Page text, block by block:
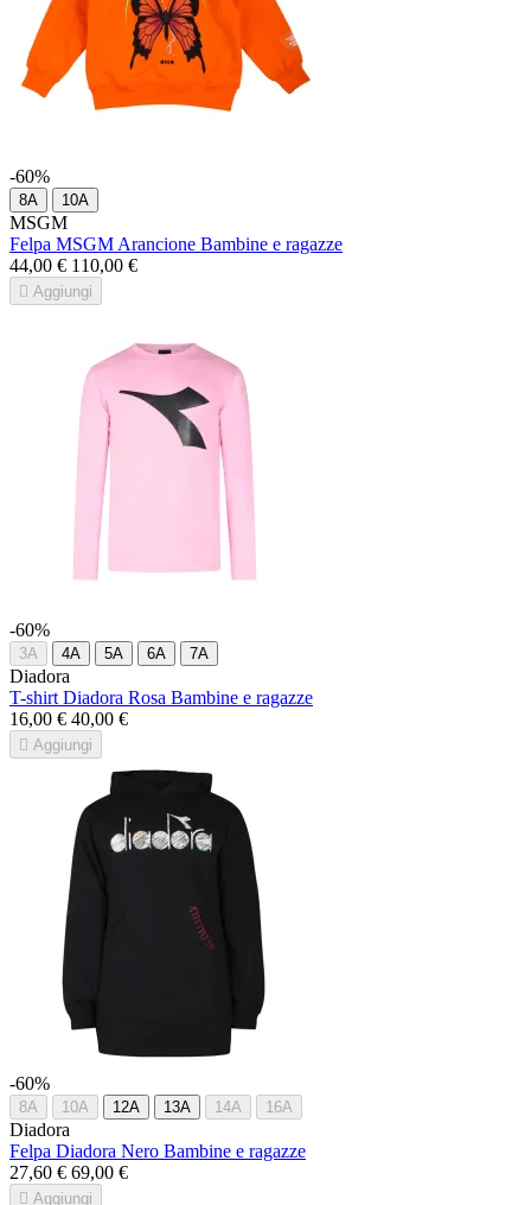
-60%
8A 10A
MSGM
Felpa MSGM Arancione Bambine e ragazze
44,00 € 110,00 €
 Aggiungi
-60%
3A 4A 5A 6A 7A
Diadora
T-shirt Diadora Rosa Bambine e ragazze
16,00 € 40,00 €
 Aggiungi
-60%
8A 10A 12A 13A 14A 16A
Diadora
Felpa Diadora Nero Bambine e ragazze
27,60 € 69,00 €
 Aggiungi